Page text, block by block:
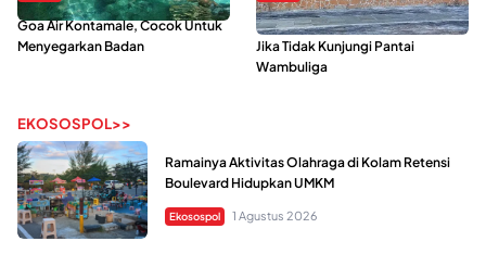
Goa Air Kontamale, Cocok Untuk
Menyegarkan Badan
Berkunjung Ke Wakatobi, Nyesal
Jika Tidak Kunjungi Pantai
Wambuliga
EKOSOSPOL>>
Ramainya Aktivitas Olahraga di Kolam Retensi
Boulevard Hidupkan UMKM
Ekosospol 1 Agustus 2026